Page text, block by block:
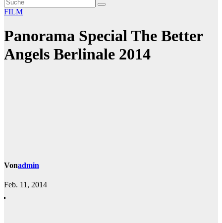
FILM
Panorama Special The Better
Angels Berlinale 2014
Vonadmin
Feb. 11, 2014